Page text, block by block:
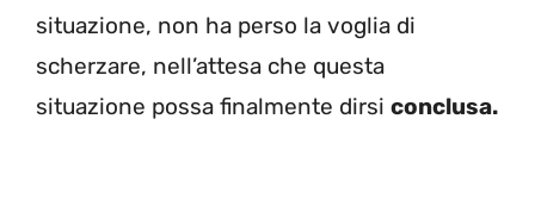
situazione, non ha perso la voglia di
scherzare, nell’attesa che questa
situazione possa finalmente dirsi conclusa.